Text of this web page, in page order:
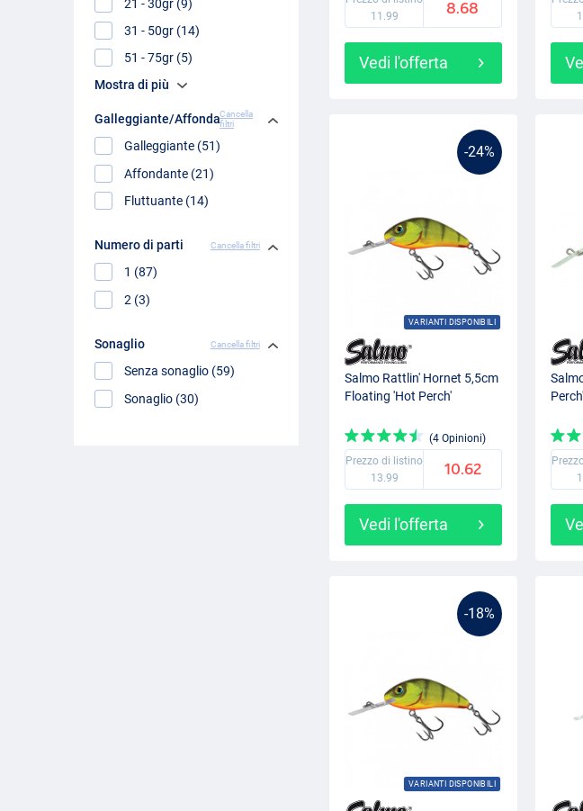
21 - 30gr (9)
31 - 50gr (14)
51 - 75gr (5)
Mostra di più
Galleggiante/Affondante
Cancella
filtri
Galleggiante (51)
Affondante (21)
Fluttuante (14)
Numero di parti Cancella filtri
1 (87)
2 (3)
Sonaglio Cancella filtri
Senza sonaglio (59)
Sonaglio (30)
11.99
8.68
Vedi l'offerta
-24%
VARIANTI DISPONIBILI
Salmo Rattlin' Hornet 5,5cm
Floating 'Hot Perch'
(4 Opinioni)
Prezzo di listino
13.99
10.62
Vedi l'offerta
-18%
VARIANTI DISPONIBILI